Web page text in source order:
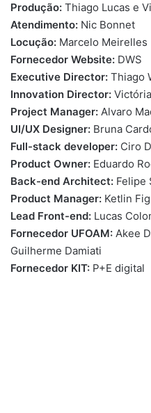
Produção: Thiago Lucas e
Atendimento: Nic Bonnet
Locução: Marcelo Meirelles
Fornecedor Website: DWS
Executive Director: Thiago
Innovation Director:
Project Manager: Alvaro
UI/UX Designer: Bruna
Full-stack developer: Ciro
Product Owner: Eduardo
Back-end Architect: Felipe
Product Manager: Ketlin
Lead Front-end: Lucas
Fornecedor UFOAM: Akee
Guilherme Damiati
Fornecedor KIT: P+E digital